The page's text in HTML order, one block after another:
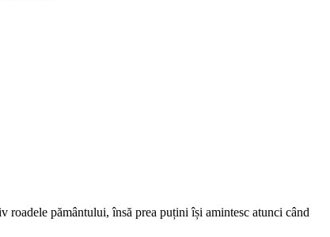
roadele pământului, însă prea puțini își amintesc atunci când